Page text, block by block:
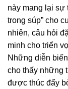
này mang lại sự
trong súp” cho
nhiên, câu hỏi
minh cho triển
Những diễn
cho thấy những
được thúc đẩy